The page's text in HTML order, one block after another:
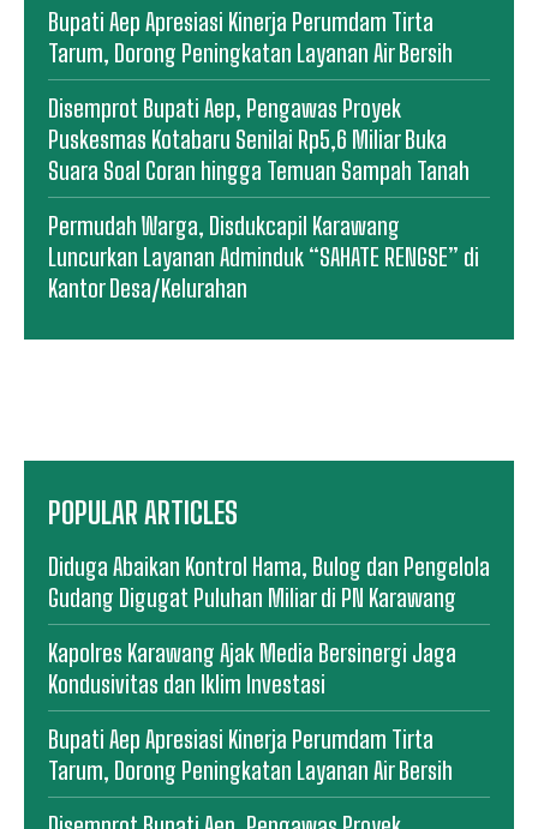
Bupati Aep Apresiasi Kinerja Perumdam Tirta
Tarum, Dorong Peningkatan Layanan Air Bersih
Disemprot Bupati Aep, Pengawas Proyek
Puskesmas Kotabaru Senilai Rp5,6 Miliar Buka
Suara Soal Coran hingga Temuan Sampah Tanah
Permudah Warga, Disdukcapil Karawang
Luncurkan Layanan Adminduk “SAHATE RENGSE” di
Kantor Desa/Kelurahan
POPULAR ARTICLES
Diduga Abaikan Kontrol Hama, Bulog dan Pengelola
Gudang Digugat Puluhan Miliar di PN Karawang
Kapolres Karawang Ajak Media Bersinergi Jaga
Kondusivitas dan Iklim Investasi
Bupati Aep Apresiasi Kinerja Perumdam Tirta
Tarum, Dorong Peningkatan Layanan Air Bersih